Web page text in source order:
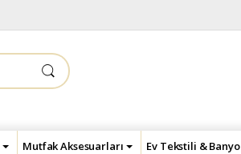
Mutfak Aksesuarları Ev Tekstili & Banyo